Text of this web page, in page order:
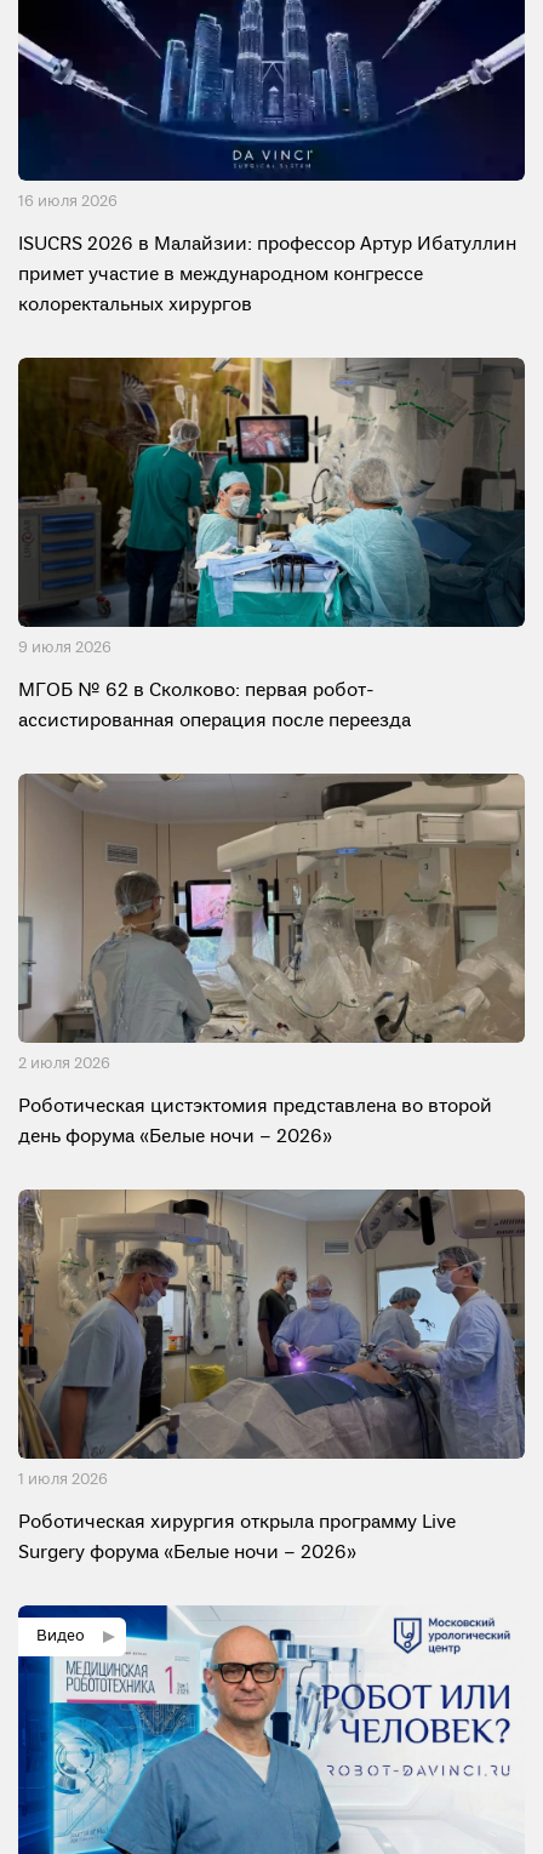
16 июля 2026
ISUCRS 2026 в Малайзии: профессор Артур Ибатуллин
примет участие в международном конгрессе
колоректальных хирургов
9 июля 2026
МГОБ № 62 в Сколково: первая робот-
ассистированная операция после переезда
2 июля 2026
Роботическая цистэктомия представлена во второй
день форума «Белые ночи – 2026»
1 июля 2026
Роботическая хирургия открыла программу Live
Surgery форума «Белые ночи – 2026»